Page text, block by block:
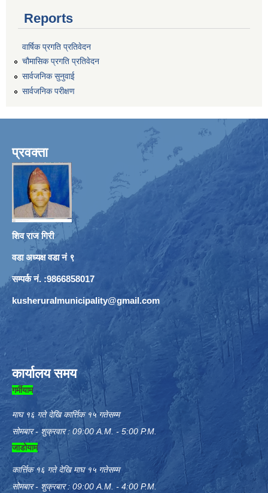
Reports
वार्षिक प्रगति प्रतिवेदन
चौमासिक प्रगति प्रतिवेदन
सार्वजनिक सुनुवाई
सार्वजनिक परीक्षण
प्रवक्ता
शिव राज गिरी
वडा अध्यक्ष वडा नं ९
सम्पर्क नं. :9866858017
kusheruralmunicipality@gmail.com
कार्यालय समय
गर्मीयाम
माघ १६ गते देखि कार्त्तिक १५ गतेसम्म
सोमबार - शुक्रवार : 09:00 A.M. - 5:00 P.M.
जाडोयाम
कार्त्तिक १६ गते देखि माघ १५ गतेसम्म
सोमबार - शुक्रबार : 09:00 A.M. - 4:00 P.M.